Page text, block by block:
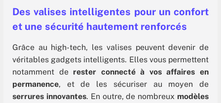
Des valises intelligentes pour un confort
et une sécurité hautement renforcés
Grâce au high-tech, les valises peuvent devenir de
véritables gadgets intelligents. Elles vous permettent
notamment de rester connecté à vos affaires en
permanence, et de les sécuriser au moyen de
serrures innovantes. En outre, de nombreux modèles